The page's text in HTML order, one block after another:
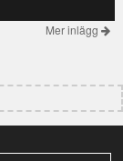
Mer inlägg